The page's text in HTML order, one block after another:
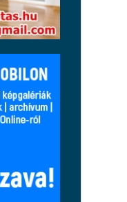
ügy, a
és Zsolti
a